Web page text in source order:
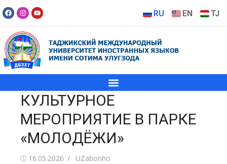
RU EN TJ
КУЛЬТУРНОЕ
МЕРОПРИЯТИЕ В ПАРКЕ
«МОЛОДЁЖИ»
16.05.2026 UZabonho